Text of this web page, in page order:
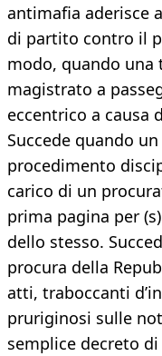
antimafia aderisce
di partito contro il
modo, quando una
magistrato a
eccentrico a causa
Succede quando
procedimento
carico di un
prima pagina per
dello stesso.
procura della
atti, traboccanti
pruriginosi sulle
semplice decreto